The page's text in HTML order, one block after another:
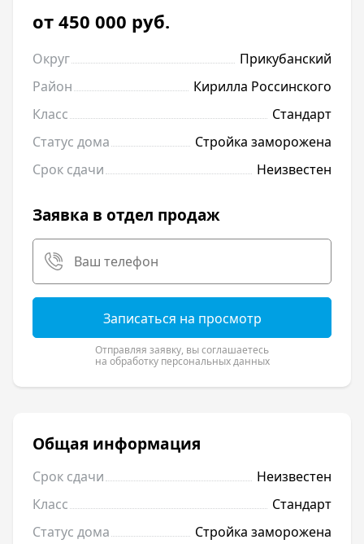
от 450 000 руб.
Округ
Прикубанский
Район
Кирилла Россинского
Класс
Стандарт
Статус дома
Стройка заморожена
Срок сдачи
Неизвестен
Заявка в отдел продаж
Записаться на просмотр
Отправляя заявку, вы соглашаетесь
на обработку персональных данных
Общая информация
Срок сдачи
Неизвестен
Класс
Стандарт
Статус дома
Стройка заморожена